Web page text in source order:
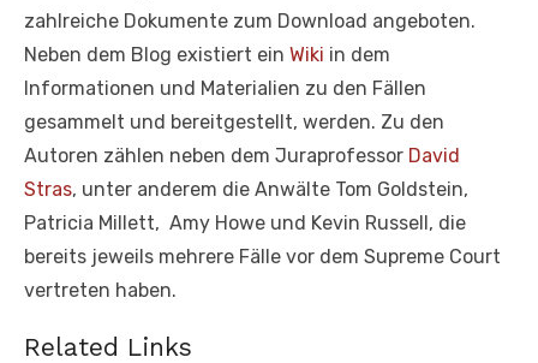
zahlreiche Dokumente zum Download angeboten.
Neben dem Blog existiert ein Wiki in dem
Informationen und Materialien zu den Fällen
gesammelt und bereitgestellt, werden. Zu den
Autoren zählen neben dem Juraprofessor David
Stras, unter anderem die Anwälte Tom Goldstein,
Patricia Millett, Amy Howe und Kevin Russell, die
bereits jeweils mehrere Fälle vor dem Supreme Court
vertreten haben.
Related Links